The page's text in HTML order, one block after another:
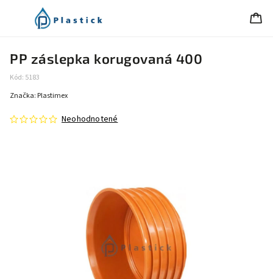
PP záslepka korugovaná 400
Kód: 5183
Neohodnotené
Značka: Plastimex